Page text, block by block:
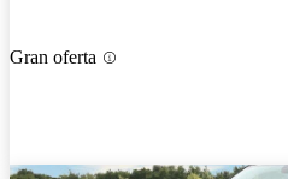
Gran oferta